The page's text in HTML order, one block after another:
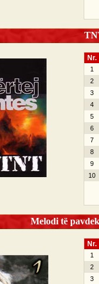
Nr.
1
2
3
4
5
6
7
8
9
10
Melodi të
Nr.
1
2
3